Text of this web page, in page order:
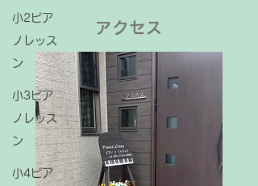
小2ピア
ノレッス
ン
小3ピア
ノレッス
ン
小4ピア
アクセス